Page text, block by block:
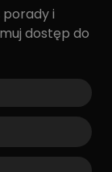
porady i
dostęp do